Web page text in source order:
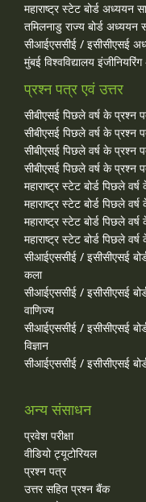
महाराष्ट्र स्टेट बोर्ड अध्ययन
तमिलनाडु राज्य बोर्ड अध्ययन
सीआईएससीई / इसीसीएसई
मुंबई विश्वविद्यालय
प्रश्न पत्र एवं उत्तर
सीबीएसई पिछले वर्ष के प्रश्न
सीबीएसई पिछले वर्ष के प्रश्न
सीबीएसई पिछले वर्ष के प्रश्न
सीबीएसई पिछले वर्ष के प्रश्न
महाराष्ट्र स्टेट बोर्ड पिछले
महाराष्ट्र स्टेट बोर्ड पिछले
महाराष्ट्र स्टेट बोर्ड पिछले
महाराष्ट्र स्टेट बोर्ड पिछले
सीआईएससीई / इसीसीएसई
कला
सीआईएससीई / इसीसीएसई
वाणिज्य
सीआईएससीई / इसीसीएसई
विज्ञान
सीआईएससीई / इसीसीएसई
अन्य संसाधन
प्रवेश परीक्षा
वीडियो ट्यूटोरियल
प्रश्न पत्र
उत्तर सहित प्रश्न बैंक